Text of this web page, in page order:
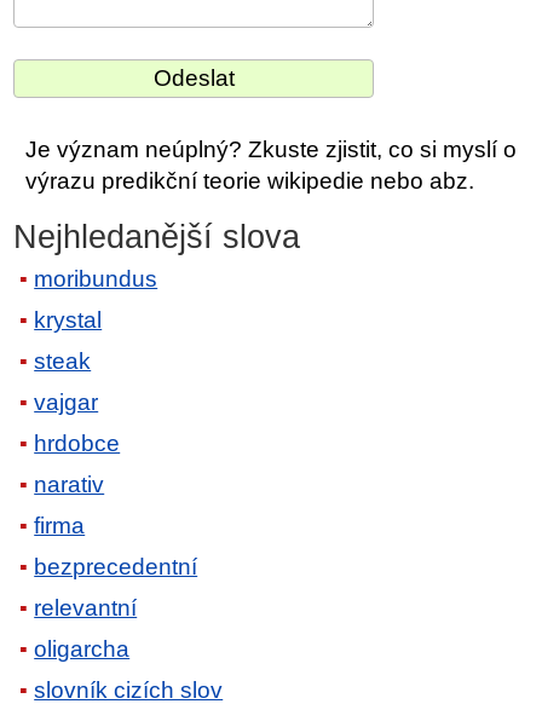
Je význam neúplný? Zkuste zjistit, co si myslí o
výrazu predikční teorie wikipedie nebo abz.
Nejhledanější slova
moribundus
krystal
steak
vajgar
hrdobce
narativ
firma
bezprecedentní
relevantní
oligarcha
slovník cizích slov